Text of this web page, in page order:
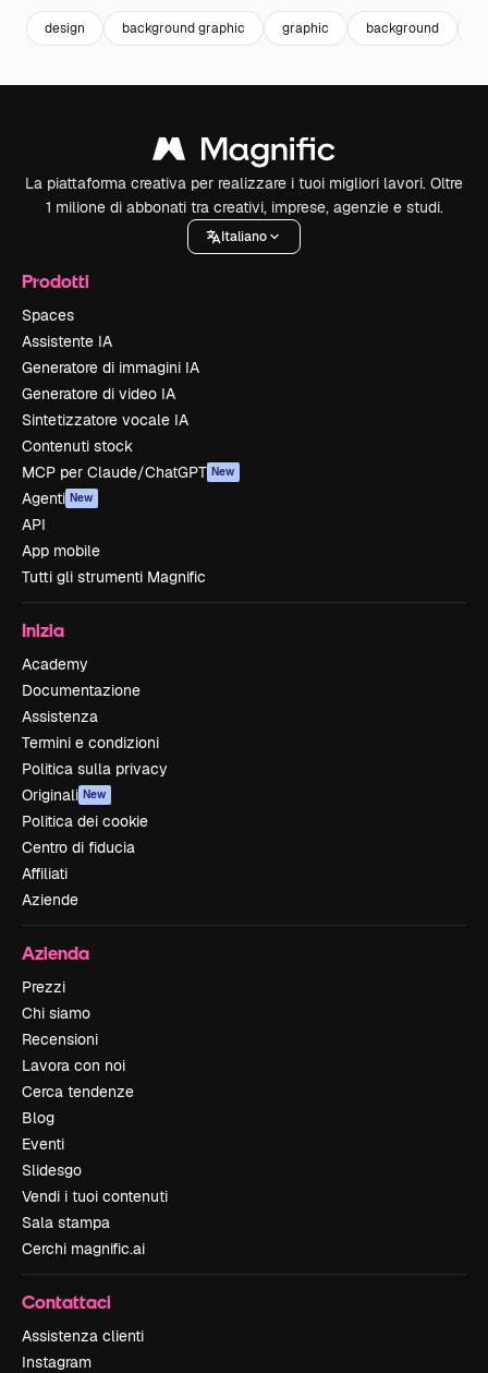
design background graphic graphic background
La piattaforma creativa per realizzare i tuoi migliori lavori. Oltre
1 milione di abbonati tra creativi, imprese, agenzie e studi.
Italiano
Prodotti
Spaces
Assistente IA
Generatore di immagini IA
Generatore di video IA
Sintetizzatore vocale IA
Contenuti stock
MCP per Claude/ChatGPT New
Agenti New
API
App mobile
Tutti gli strumenti Magnific
Inizia
Academy
Documentazione
Assistenza
Termini e condizioni
Politica sulla privacy
Originali New
Politica dei cookie
Centro di fiducia
Affiliati
Aziende
Azienda
Prezzi
Chi siamo
Recensioni
Lavora con noi
Cerca tendenze
Blog
Eventi
Slidesgo
Vendi i tuoi contenuti
Sala stampa
Cerchi magnific.ai
Contattaci
Assistenza clienti
Instagram